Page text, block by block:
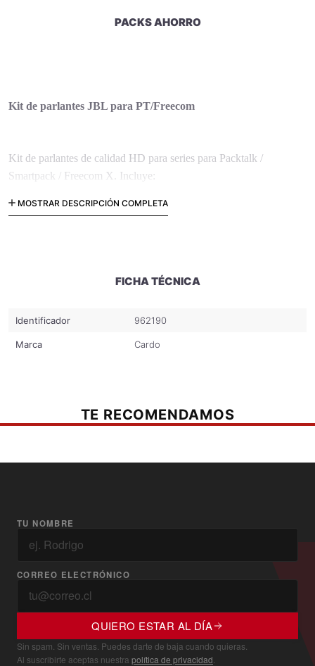
PACKS AHORRO
Kit de parlantes JBL para PT/Freecom
Kit de parlantes de calidad HD para series para Packtalk /
Smartpack / Freecom X. Incluye:
2 Parlantes Slim JBL de 45 mm (izq-der) (cable)
MOSTRAR DESCRIPCIÓN COMPLETA
FICHA TÉCNICA
Identificador 962190
Marca Cardo
TE RECOMENDAMOS
TU NOMBRE
CORREO ELECTRÓNICO
QUIERO ESTAR AL DÍA
Sin spam. Sin ventas. Puedes darte de baja cuando quieras.
Al suscribirte aceptas nuestra política de privacidad